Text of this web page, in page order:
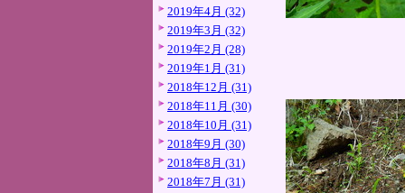
2019年4月 (32)
2019年3月 (32)
2019年2月 (28)
2019年1月 (31)
2018年12月 (31)
2018年11月 (30)
2018年10月 (31)
2018年9月 (30)
2018年8月 (31)
2018年7月 (31)